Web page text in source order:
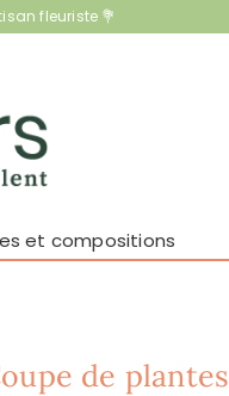
fleuriste 💐
et compositions
de plantes